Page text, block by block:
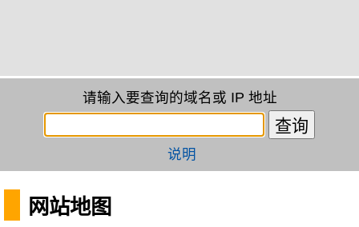
请输入要查询的域名或 IP 地址
说明
网站地图